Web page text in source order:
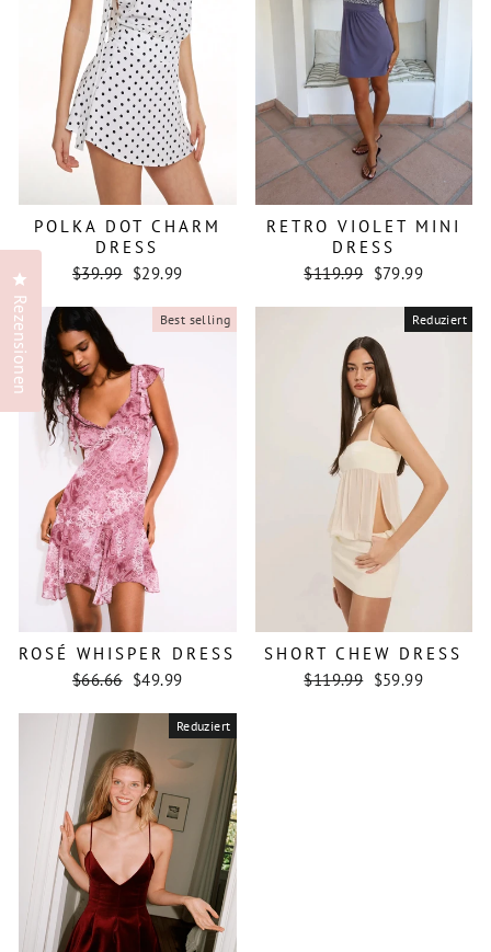
POLKA DOT CHARM
DRESS
Normaler
$39.99 Sonderpreis
$29.99
RETRO VIOLET MINI
DRESS
Normaler
$119.99 Sonderpreis
$79.99
Best selling
ROSÉ WHISPER DRESS
Normaler
$66.66 Sonderpreis
$49.99
Reduziert
SHORT CHEW DRESS
Normaler
$119.99 Sonderpreis
$59.99
Reduziert
Rezensionen
Klicken Sie, um den Bewertungsdialog zu öffnen